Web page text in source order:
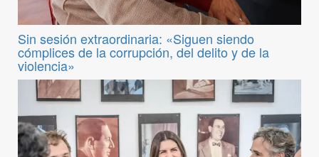
Sin sesión extraordinaria: «Siguen siendo
cómplices de la corrupción, del delito y de la
violencia»